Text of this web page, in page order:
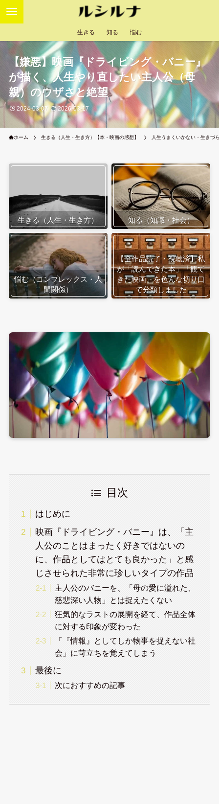
生きる 知る 悩む
【嫌悪】映画『ドライビング・バニー』
が描く、人生やり直したい主人公（母
親）のウザさと絶望
2024-03-07 2026-03-17
ホーム 生きる（人生・生き方）【本・映画の感想】 人生うまくいかない・生きづ
生きる（人生・生き方） 知る（知識・社会）
悩む（コンプレックス・人
間関係）
【全作品読了・視聴済】私
が「読んできた本」「観て
きた映画」を色んな切り口
で分類しました
目次
はじめに
映画『ドライビング・バニー』は、「主
人公のことはまったく好きではないの
に、作品としてはとても良かった」と感
じさせられた非常に珍しいタイプの作品
主人公のバニーを、「母の愛に溢れた、
慈悲深い人物」とは捉えたくない
狂気的なラストの展開を経て、作品全体
に対する印象が変わった
「『情報』としてしか物事を捉えない社
会」に苛立ちを覚えてしまう
最後に
次におすすめの記事